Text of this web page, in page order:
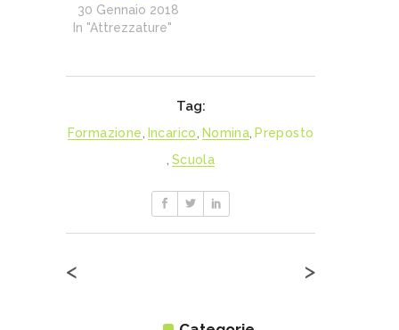
30 Gennaio 2018
In "Attrezzature"
Tag:
Formazione Incarico Nomina Preposto
Scuola
< >